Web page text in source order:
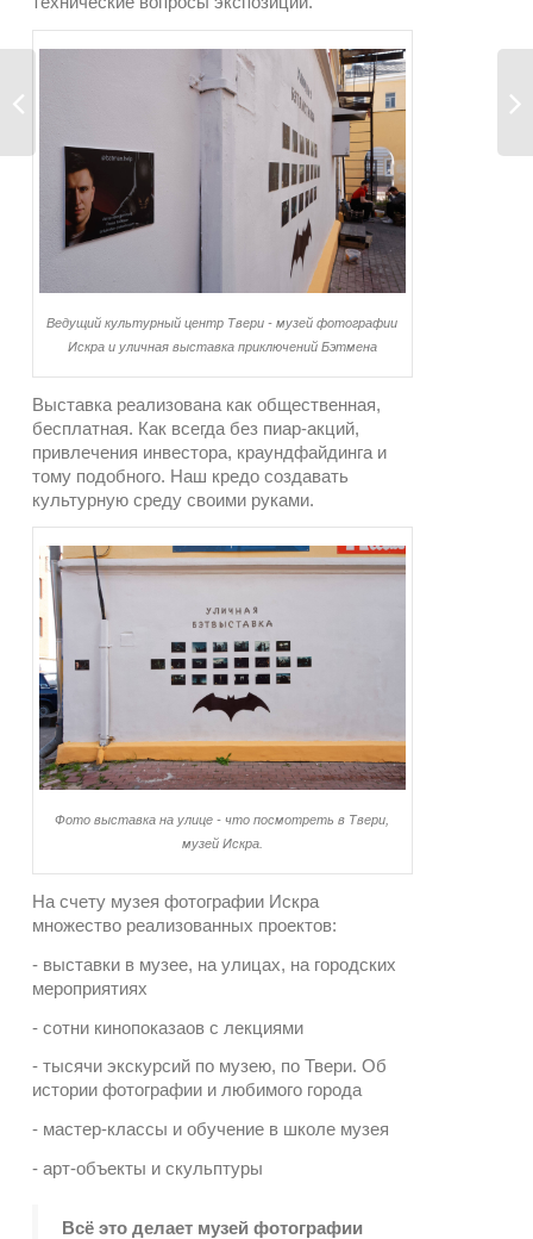
Ведущий культурный центр Твери - музей фотографии
Искра и уличная выставка приключений Бэтмена
Выставка реализована как общественная,
бесплатная. Как всегда без пиар-акций,
привлечения инвестора, краундфайдинга и
тому подобного. Наш кредо создавать
культурную среду своими руками.
Фото выставка на улице - что посмотреть в Твери,
музей Искра.
На счету музея фотографии Искра
множество реализованных проектов:
- выставки в музее, на улицах, на городских
мероприятиях
- сотни кинопоказаов с лекциями
- тысячи экскурсий по музею, по Твери. Об
истории фотографии и любимого города
- мастер-классы и обучение в школе музея
- арт-объекты и скульптуры
Всё это делает музей фотографии